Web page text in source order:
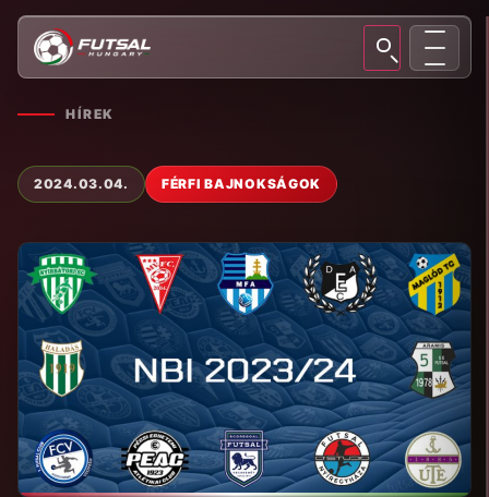
HÍREK
2024.03.04. FÉRFI BAJNOKSÁGOK